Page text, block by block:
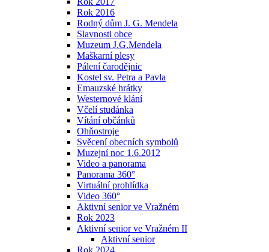
Rok 2016
Rodný dům J. G. Mendela
Slavnosti obce
Muzeum J.G.Mendela
Maškarní plesy
Pálení čarodějnic
Kostel sv. Petra a Pavla
Emauzské hrátky
Westernové klání
Včelí studánka
Vítání občánků
Ohňostroje
Svěcení obecních symbolů
Muzejní noc 1.6.2012
Video a panorama
Panorama 360°
Virtuální prohlídka
Video 360°
Aktivní senior ve Vražném
Rok 2023
Aktivní senior ve Vražném II
Aktivní senior
Rok 2024